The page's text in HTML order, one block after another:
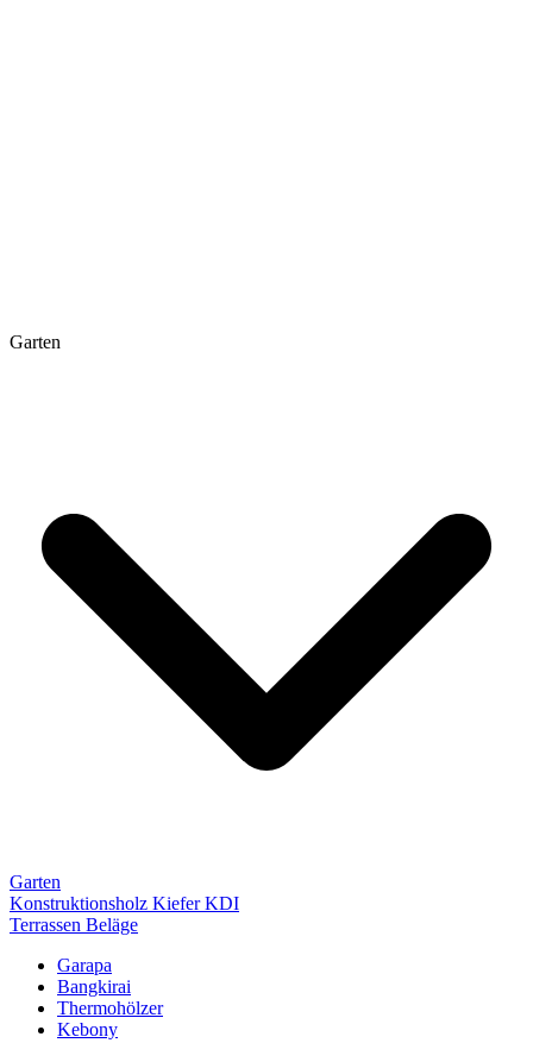
Garten
Garten
Konstruktionsholz Kiefer KDI
Terrassen Beläge
Garapa
Bangkirai
Thermohölzer
Kebony